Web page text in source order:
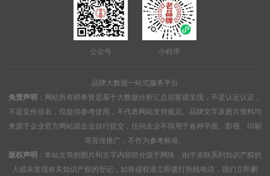
公众号 小程序
品牌大数据一站式服务平台
免责声明 ：网站所有榜单皆是基于大数据分析汇总后客观呈现，不是认定认证，
不是竞价排名，仅提供参考使用，不代表网站支持观点。品牌文字及图片资料均
来源于企业官方网站或企业自行提交，任何企业不得用于各种平面、影视、印刷
等宣传推广，不作为参考标准。
版权声明 ：本站文章的图片和文字内容部分源于网络，由于未联系到知识产权的
人或未发现有关知识产权的登记，如有侵权请立即拨打热线电话，我们立即删